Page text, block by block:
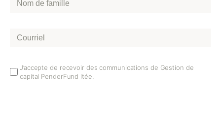
Courriel*
Email
Opt
J’accepte de recevoir des communications de Gestion de
capital PenderFund ltée.